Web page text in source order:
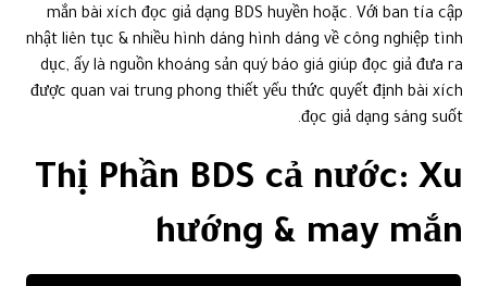
mắn bài xích đọc giả dạng BDS huyền hoặc. Với ban tía cập
nhật liên tục & nhiều hình dáng hình dáng về công nghiệp tình
dục, ấy là nguồn khoáng sản quý báo giá giúp đọc giả đưa ra
được quan vai trung phong thiết yếu thức quyết định bài xích
đọc giả dạng sáng suốt.
Thị Phần BDS cả nước: Xu
hướng & may mắn